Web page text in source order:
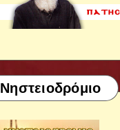
Νηστειοδρόμιο